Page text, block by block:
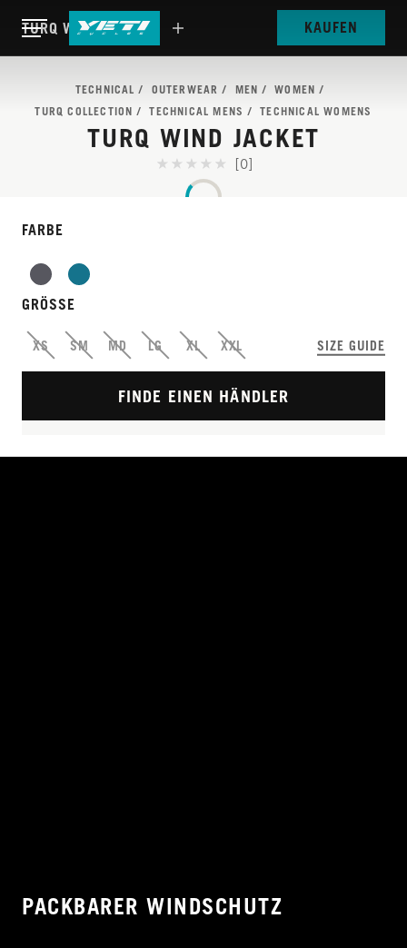
TURQ
PACKBARER
WINDSCHUTZ
TURQ WIND JACKET KAUFEN
TECHNICAL OUTERWEAR MEN
WOMEN
TURQ COLLECTION
TECHNICAL MENS TECHNICAL WOMENS
TURQ WIND JACKET
[0]
FARBE
GRÖSSE
XS SM MD LG XL XXL SIZE GUIDE
FINDE EINEN HÄNDLER
PACKBARER WINDSCHUTZ